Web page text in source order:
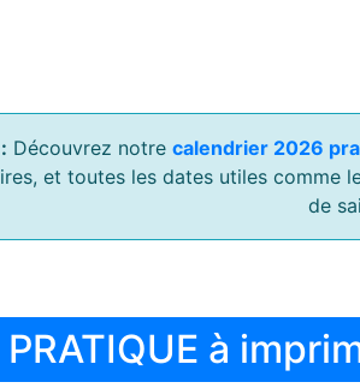
Découvrez notre calendrier 2026
et toutes les dates utiles comme
de
à